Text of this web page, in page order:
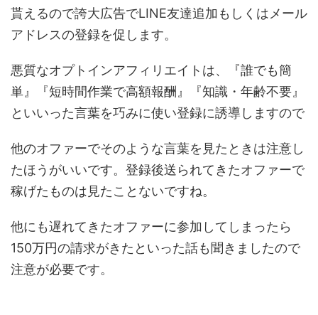
貰えるので誇大広告でLINE友達追加もしくはメール
アドレスの登録を促します。
悪質なオプトインアフィリエイトは、『誰でも簡
単』『短時間作業で高額報酬』『知識・年齢不要』
といいった言葉を巧みに使い登録に誘導しますので
他のオファーでそのような言葉を見たときは注意し
たほうがいいです。登録後送られてきたオファーで
稼げたものは見たことないですね。
他にも遅れてきたオファーに参加してしまったら
150万円の請求がきたといった話も聞きましたので
注意が必要です。